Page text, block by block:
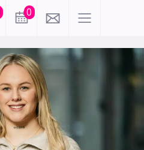
0
KI
meninger
sikkerhet
kontor